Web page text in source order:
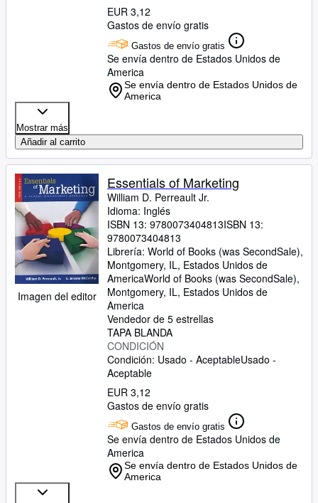
EUR 3,12
Gastos de envío gratis
Gastos de envío gratis
Se envía dentro de Estados Unidos de
America
Se envía dentro de Estados Unidos de
America
Mostrar más
Añadir al carrito
Imagen del editor
Essentials of Marketing
William D. Perreault Jr.
Idioma: Inglés
ISBN 13: 9780073404813ISBN 13:
9780073404813
Librería: World of Books (was SecondSale),
Montgomery, IL, Estados Unidos de
AmericaWorld of Books (was SecondSale),
Montgomery, IL, Estados Unidos de
America
Vendedor de 5 estrellas
TAPA BLANDA
CONDICIÓN
Condición: Usado - AceptableUsado -
Aceptable
EUR 3,12
Gastos de envío gratis
Gastos de envío gratis
Se envía dentro de Estados Unidos de
America
Se envía dentro de Estados Unidos de
America